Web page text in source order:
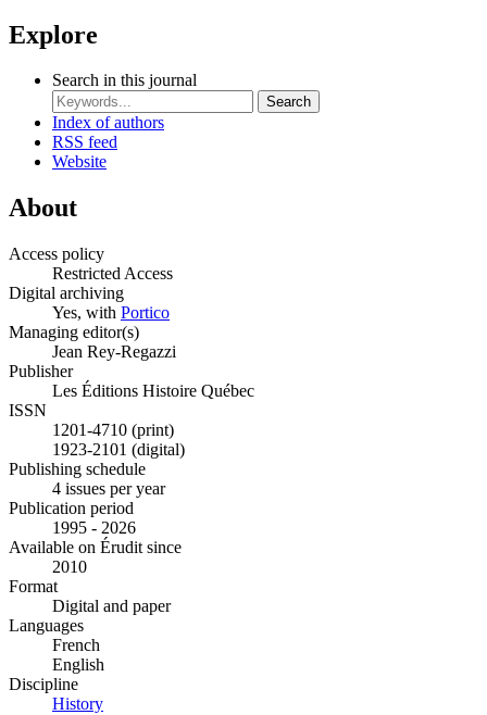
Explore
Search in this journal
Search
Index of authors
RSS feed
Website
About
Access policy
Restricted Access
Digital archiving
Yes, with Portico
Managing editor(s)
Jean Rey-Regazzi
Publisher
Les Éditions Histoire Québec
ISSN
1201-4710 (print)
1923-2101 (digital)
Publishing schedule
4 issues per year
Publication period
1995 - 2026
Available on Érudit since
2010
Format
Digital and paper
Languages
French
English
Discipline
History